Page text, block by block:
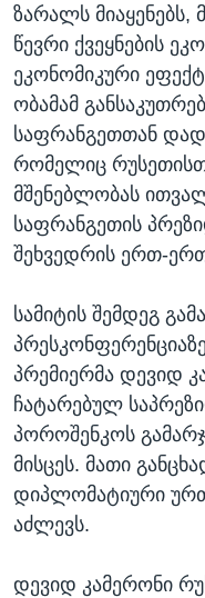
ზარალს
წევრი ქვეყნების
ეკონომიკური
ობამამ
საფრანგეთთან
რომელიც
მშენებლობას
საფრანგეთის
შეხვედრის ერთ-
სამიტის შემდეგ
პრემიერმა დევიდ
ჩატარებულ
პოროშენკოს
მისცეს. მათი
დიპლომატიური
აძლევს.
დევიდ კამერონი